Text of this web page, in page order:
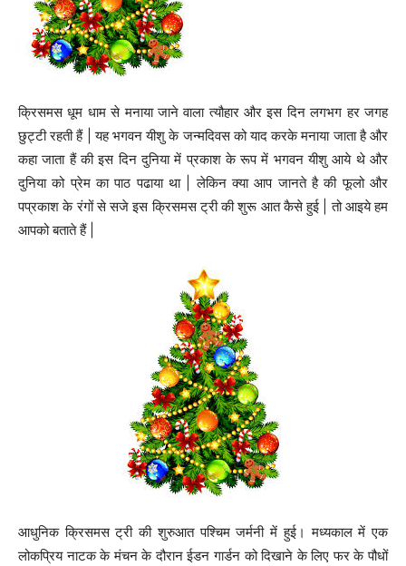
क्रिसमस धूम धाम से मनाया जाने वाला त्यौहार और इस दिन लगभग हर जगह
छुट्टी रहती हैं | यह भगवन यीशु के जन्मदिवस को याद करके मनाया जाता है और
कहा जाता हैं की इस दिन दुनिया में प्रकाश के रूप में भगवन यीशु आये थे और
दुनिया को प्रेम का पाठ पढाया था | लेकिन क्या आप जानते है की फूलो और
पप्रकाश के रंगों से सजे इस क्रिसमस ट्री की शुरू आत कैसे हुई | तो आइये हम
आपको बताते हैं |
आधुनिक क्रिसमस ट्री की शुरुआत पश्चिम जर्मनी में हुई। मध्यकाल में एक
लोकप्रिय नाटक के मंचन के दौरान ईडन गार्डन को दिखाने के लिए फर के पौधों